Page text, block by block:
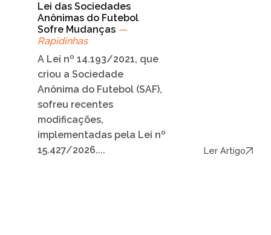
Lei das Sociedades
Anônimas do Futebol
Sofre Mudanças —
Rapidinhas
A Lei nº 14.193/2021, que
criou a Sociedade
Anônima do Futebol (SAF),
sofreu recentes
modificações,
implementadas pela Lei nº
15.427/2026....
Ler Artigo